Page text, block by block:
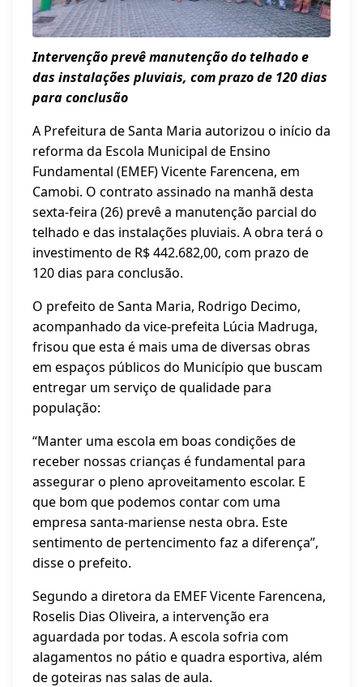
Intervenção prevê manutenção do telhado e
das instalações pluviais, com prazo de 120 dias
para conclusão
A Prefeitura de Santa Maria autorizou o início da
reforma da Escola Municipal de Ensino
Fundamental (EMEF) Vicente Farencena, em
Camobi. O contrato assinado na manhã desta
sexta-feira (26) prevê a manutenção parcial do
telhado e das instalações pluviais. A obra terá o
investimento de R$ 442.682,00, com prazo de
120 dias para conclusão.
O prefeito de Santa Maria, Rodrigo Decimo,
acompanhado da vice-prefeita Lúcia Madruga,
frisou que esta é mais uma de diversas obras
em espaços públicos do Município que buscam
entregar um serviço de qualidade para
população:
“Manter uma escola em boas condições de
receber nossas crianças é fundamental para
assegurar o pleno aproveitamento escolar. E
que bom que podemos contar com uma
empresa santa-mariense nesta obra. Este
sentimento de pertencimento faz a diferença”,
disse o prefeito.
Segundo a diretora da EMEF Vicente Farencena,
Roselis Dias Oliveira, a intervenção era
aguardada por todas. A escola sofria com
alagamentos no pátio e quadra esportiva, além
de goteiras nas salas de aula.